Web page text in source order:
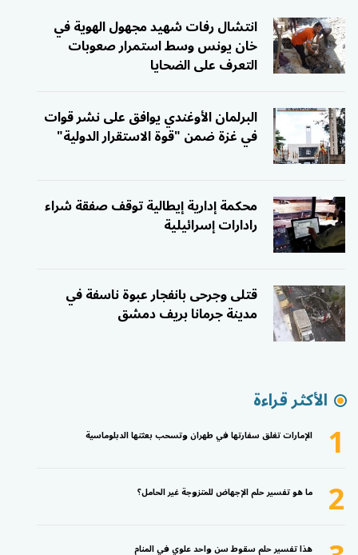
انتشال رفات شهيد مجهول الهوية في
خان يونس وسط استمرار صعوبات
التعرف على الضحايا
البرلمان الأوغندي يوافق على نشر قوات
في غزة ضمن "قوة الاستقرار الدولية"
محكمة إدارية إيطالية توقف صفقة شراء
رادارات إسرائيلية
قتلى وجرحى بانفجار عبوة ناسفة في
مدينة جرمانا بريف دمشق
الأكثر قراءة
1 الإمارات تغلق سفارتها في طهران وتسحب بعثتها الدبلوماسية
2 ما هو تفسير حلم الإجهاض للمتزوجة غير الحامل؟
هذا تفسير حلم سقوط سن واحد علوي في المنام